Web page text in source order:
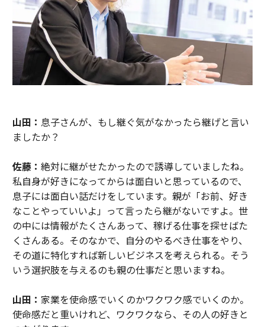
山田： 息子さんが、もし継ぐ気がなかったら継げと言い
ましたか？
佐藤： 絶対に継がせたかったので誘導していましたね。
私自身が好きになってからは面白いと思っているので、
息子には面白い話だけをしています。親が「お前、好き
なことやっていいよ」って言ったら継がないですよ。世
の中には情報がたくさんあって、稼げる仕事を探せばた
くさんある。そのなかで、自分のやるべき仕事をやり、
その道に特化すれば新しいビジネスを考えられる。そう
いう選択肢を与えるのも親の仕事だと思いますね。
山田： 家業を使命感でいくのかワクワク感でいくのか。
使命感だと重いけれど、ワクワクなら、その人の好きと